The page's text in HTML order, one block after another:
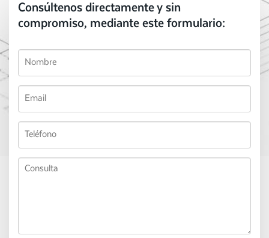
Consúltenos directamente y sin
compromiso, mediante este formulario: